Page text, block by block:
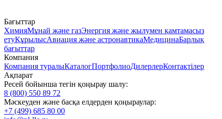
Бағыттар
ХимияМұнай және газЭнергия және жылумен қамтамасыз
етуҚұрылысАвиация және астронавтикаМедицинаБарлық
бағыттар
Компания
Компания туралыКаталогПортфолиоДилерлерКонтактілер
Ақпарат
Ресей бойынша тегін қоңырау шалу:
8 (800) 550 89 72
Мәскеуден және басқа елдерден қоңыраулар:
+7 (499) 685 80 00